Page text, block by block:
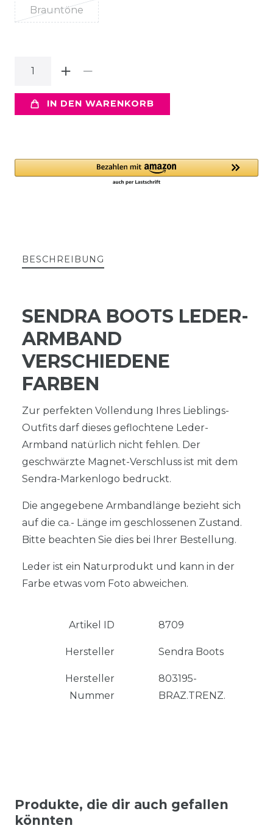
Brauntöne
IN DEN WARENKORB
BESCHREIBUNG
SENDRA BOOTS LEDER-
ARMBAND
VERSCHIEDENE
FARBEN
Zur perfekten Vollendung Ihres Lieblings-
Outfits darf dieses geflochtene Leder-
Armband natürlich nicht fehlen. Der
geschwärzte Magnet-Verschluss ist mit dem
Sendra-Markenlogo bedruckt.
Die angegebene Armbandlänge bezieht sich
auf die ca.- Länge im geschlossenen Zustand.
Bitte beachten Sie dies bei Ihrer Bestellung.
Leder ist ein Naturprodukt und kann in der
Farbe etwas vom Foto abweichen.
Artikel ID
Hersteller
Hersteller
Nummer
8709
Sendra Boots
803195-
BRAZ.TRENZ.
Produkte, die dir auch gefallen
könnten